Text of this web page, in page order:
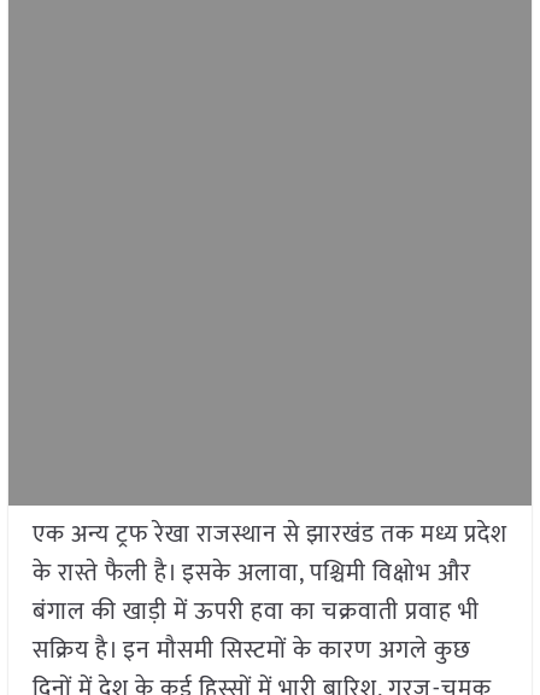
एक अन्य ट्रफ रेखा राजस्थान से झारखंड तक मध्य प्रदेश
के रास्ते फैली है। इसके अलावा, पश्चिमी विक्षोभ और
बंगाल की खाड़ी में ऊपरी हवा का चक्रवाती प्रवाह भी
सक्रिय है। इन मौसमी सिस्टमों के कारण अगले कुछ